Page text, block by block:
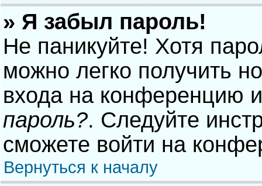
» Я забыл пароль!
Не паникуйте! Хотя
можно легко получить
входа на конференцию
пароль?. Следуйте
сможете войти на
Вернуться к началу